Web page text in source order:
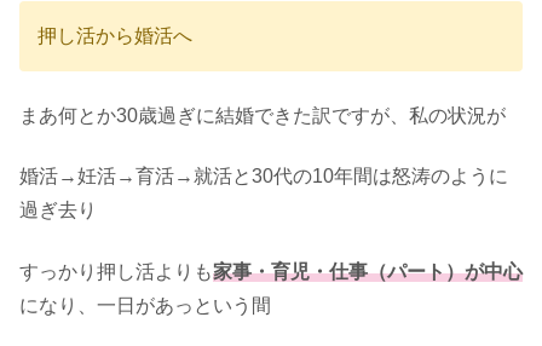
押し活から婚活へ
まあ何とか30歳過ぎに結婚できた訳ですが、私の状況が
婚活→妊活→育活→就活と30代の10年間は怒涛のように
過ぎ去り
すっかり押し活よりも家事・育児・仕事（パート）が中心
になり、一日があっという間